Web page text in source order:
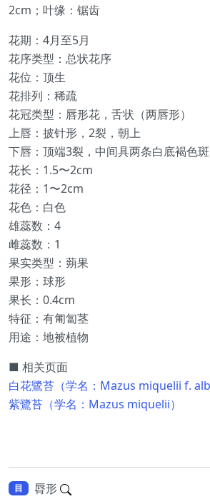
2cm；叶缘：锯齿
花期：4月至5月
花序类型：总状花序
花位：顶生
花排列：稀疏
花冠类型：唇形花，舌状（两唇形）
上唇：披针形，2裂，朝上
下唇：顶端3裂，中间具两条白底褐色
花长：1.5〜2cm
花径：1〜2cm
花色：白色
雄蕊数：4
雌蕊数：1
果实类型：蒴果
果形：球形
果长：0.4cm
特征：有匍匐茎
用途：地被植物
■ 相关页面
白花鷺苔（学名：Mazus miquelii f.
紫鷺苔（学名：Mazus miquelii）
目 脣形